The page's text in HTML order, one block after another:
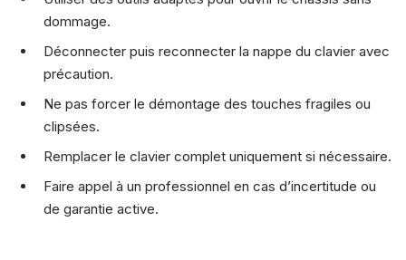
dommage.
Déconnecter puis reconnecter la nappe du clavier avec
précaution.
Ne pas forcer le démontage des touches fragiles ou
clipsées.
Remplacer le clavier complet uniquement si nécessaire.
Faire appel à un professionnel en cas d’incertitude ou
de garantie active.